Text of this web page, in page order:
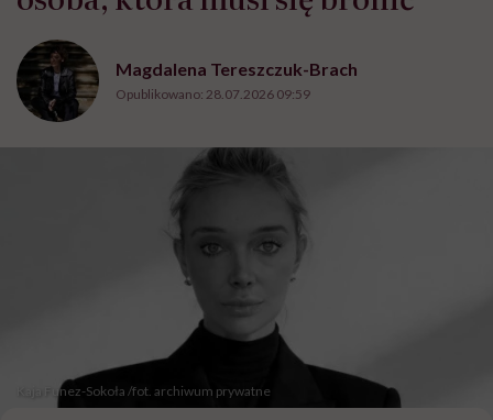
Magdalena Tereszczuk-Brach
Opublikowano: 28.07.2026 09:59
Kaja Funez-Sokoła /fot. archiwum prywatne